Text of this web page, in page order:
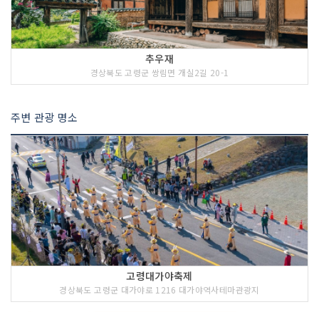
추우재
경상북도 고령군 쌍림면 개실2길 20-1
주변 관광 명소
고령대가야축제
경상북도 고령군 대가야로 1216 대가야역사테마관광지